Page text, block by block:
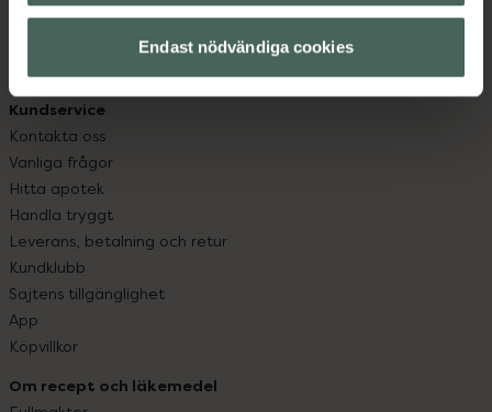
Endast nödvändiga cookies
hjälpa just dig att må lite bättre. Välkommen att prata
Kundservice
Kontakta oss
Vanliga frågor
Hitta apotek
Handla tryggt
Leverans, betalning och retur
Kundklubb
Sajtens tillgänglighet
App
Köpvillkor
Om recept och läkemedel